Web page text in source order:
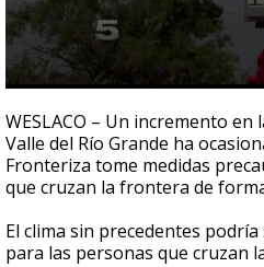
seconds
of
2
minutes,
33
seconds
WESLACO – Un incremento
Valle del Río Grande ha
Fronteriza tome medidas
que cruzan la frontera de
El clima sin precedentes
para las personas que cruzan